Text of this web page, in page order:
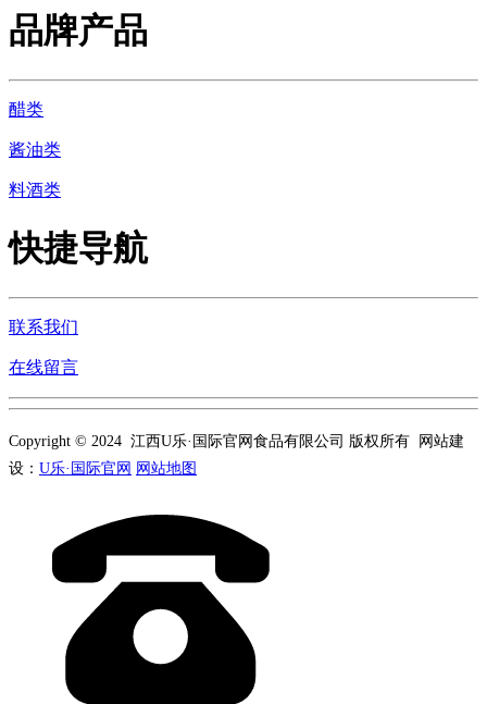
品牌产品
醋类
酱油类
料酒类
快捷导航
联系我们
在线留言
Copyright © 2024 江西U乐·国际官网食品有限公司 版权所有 网站建
设： U乐·国际官网 网站地图